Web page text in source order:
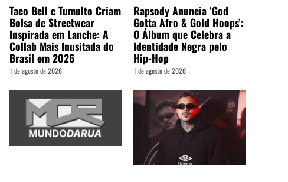
Taco Bell e Tumulto Criam
Bolsa de Streetwear
Inspirada em Lanche: A
Collab Mais Inusitada do
Brasil em 2026
1 de agosto de 2026
Rapsody Anuncia ‘God
Gotta Afro & Gold Hoops’:
O Álbum que Celebra a
Identidade Negra pelo
Hip-Hop
1 de agosto de 2026